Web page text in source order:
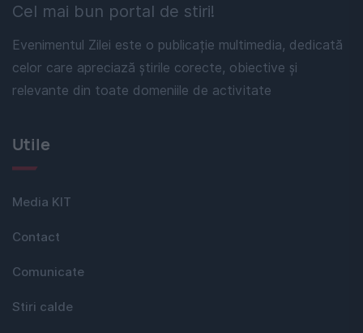
Cel mai bun portal de stiri!
Evenimentul Zilei este o publicație multimedia, dedicată
celor care apreciază știrile corecte, obiective și
relevante din toate domeniile de activitate
Utile
Media KIT
Contact
Comunicate
Stiri calde